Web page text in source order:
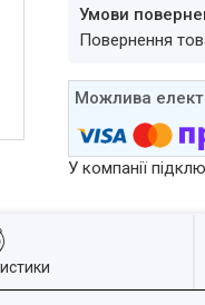
повернення
У компанії